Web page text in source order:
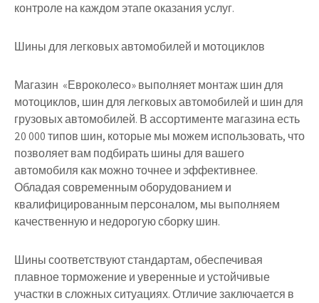
контроле на каждом этапе оказания услуг.
Шины для легковых автомобилей и мотоциклов
Магазин «Евроколесо» выполняет монтаж шин для
мотоциклов, шин для легковых автомобилей и шин для
грузовых автомобилей. В ассортименте магазина есть
20 000 типов шин, которые мы можем использовать, что
позволяет вам подбирать шины для вашего
автомобиля как можно точнее и эффективнее.
Обладая современным оборудованием и
квалифицированным персоналом, мы выполняем
качественную и недорогую сборку шин.
Шины соответствуют стандартам, обеспечивая
плавное торможение и уверенные и устойчивые
участки в сложных ситуациях. Отличие заключается в